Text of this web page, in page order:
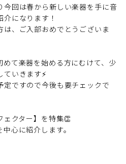
今回は春から新しい楽器を手に音
になります！
、ご入部おめでとうございま
て楽器を始める方にむけて、少
いきます⚡
定ですので今後も要チェックで
ェクター】を特集👏
心に紹介します。